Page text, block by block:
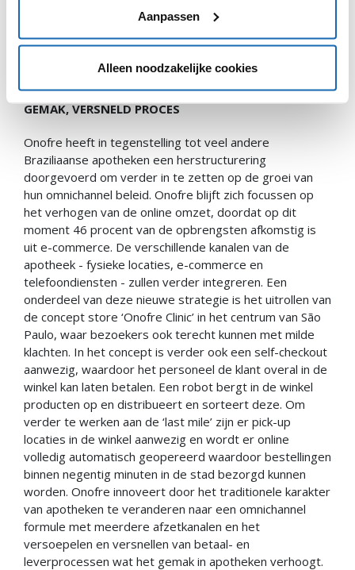
Aanpassen
Alleen noodzakelijke cookies
doordat de producten die niet beschikbaar zijn in de
winkel via een tag gelijk online besteld kunnen worden.
#3 ONOFRE/CVS – BRAZILIË | DRIE KANALEN,
GEMAK, VERSNELD PROCES
Onofre heeft in tegenstelling tot veel andere
Braziliaanse apotheken een herstructurering
doorgevoerd om verder in te zetten op de groei van
hun omnichannel beleid. Onofre blijft zich focussen op
het verhogen van de online omzet, doordat op dit
moment 46 procent van de opbrengsten afkomstig is
uit e-commerce. De verschillende kanalen van de
apotheek - fysieke locaties, e-commerce en
telefoondiensten - zullen verder integreren. Een
onderdeel van deze nieuwe strategie is het uitrollen van
de concept store ‘Onofre Clinic’ in het centrum van São
Paulo, waar bezoekers ook terecht kunnen met milde
klachten. In het concept is verder ook een self-checkout
aanwezig, waardoor het personeel de klant overal in de
winkel kan laten betalen. Een robot bergt in de winkel
producten op en distribueert en sorteert deze. Om
verder te werken aan de ‘last mile’ zijn er pick-up
locaties in de winkel aanwezig en wordt er online
volledig automatisch geopereerd waardoor bestellingen
binnen negentig minuten in de stad bezorgd kunnen
worden. Onofre innoveert door het traditionele karakter
van apotheken te veranderen naar een omnichannel
formule met meerdere afzetkanalen en het
versoepelen en versnellen van betaal- en
leverprocessen wat het gemak in apotheken verhoogt.